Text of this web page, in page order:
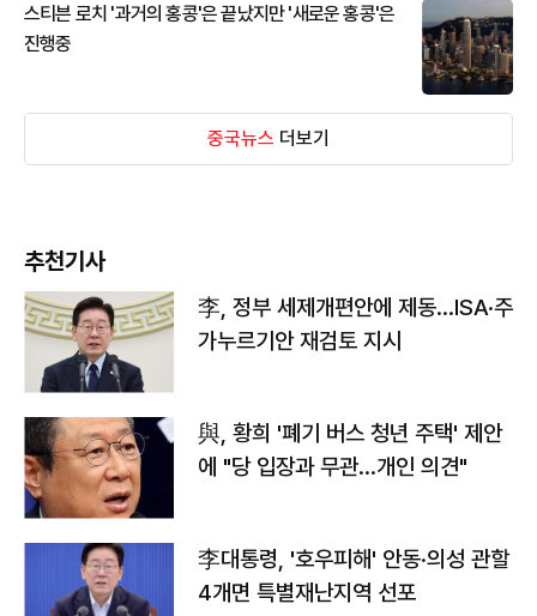
스티븐 로치 '과거의 홍콩'은 끝났지만 '새로운 홍콩'은
진행중
중국뉴스 더보기
추천기사
李, 정부 세제개편안에 제동…ISA·주
가누르기안 재검토 지시
與, 황희 '폐기 버스 청년 주택' 제안
에 "당 입장과 무관…개인 의견"
李대통령, '호우피해' 안동·의성 관할
4개면 특별재난지역 선포